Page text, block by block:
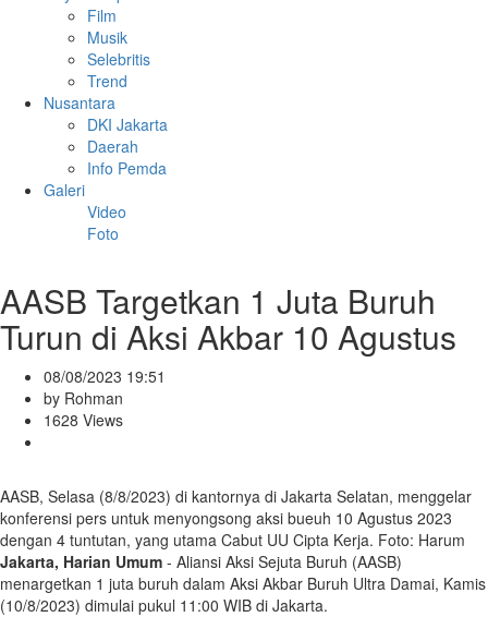
Film
Musik
Selebritis
Trend
Nusantara
DKI Jakarta
Daerah
Info Pemda
Galeri
Video
Foto
AASB Targetkan 1 Juta Buruh
Turun di Aksi Akbar 10 Agustus
08/08/2023 19:51
by Rohman
1628 Views
AASB, Selasa (8/8/2023) di kantornya di Jakarta Selatan, menggelar
konferensi pers untuk menyongsong aksi bueuh 10 Agustus 2023
dengan 4 tuntutan, yang utama Cabut UU Cipta Kerja. Foto: Harum
Jakarta, Harian Umum - Aliansi Aksi Sejuta Buruh (AASB)
menargetkan 1 juta buruh dalam Aksi Akbar Buruh Ultra Damai, Kamis
(10/8/2023) dimulai pukul 11:00 WIB di Jakarta.